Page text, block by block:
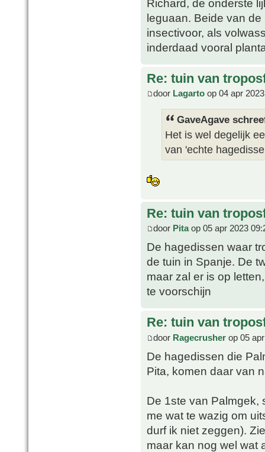
Richard, de onderste
leguaan. Beide van
insectivoor, als
inderdaad vooral
Re: tuin van
door Lagarto op 04 apr
GaveAgave
Het is wel degelijk
van 'echte
Re: tuin van
door Pitaop 05 apr 2023
De hagedissen waar
de tuin in Spanje. De
maar zal er is op
te voorschijn
Re: tuin van
door Ragecrusher op 05
De hagedissen die
Pita, komen daar van
De 1ste van Palmgek,
me wat te wazig om
durf ik niet zeggen).
maar kan nog wel wat